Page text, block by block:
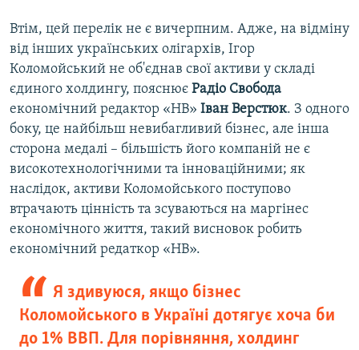
Втім, цей перелік не є вичерпним. Адже, на відміну
від інших українських олігархів, Ігор
Коломойський не об'єднав свої активи у складі
єдиного холдингу, пояснює Радіо Свобода
економічний редактор «НВ» Іван Верстюк. З одного
боку, це найбільш невибагливий бізнес, але інша
сторона медалі – більшість його компаній не є
високотехнологічними та інноваційними; як
наслідок, активи Коломойського поступово
втрачають цінність та зсуваються на маргінес
економічного життя, такий висновок робить
економічний редаткор «НВ».
Я здивуюся, якщо бізнес
Коломойського в Україні дотягує хоча би
до 1% ВВП. Для порівняння, холдинг